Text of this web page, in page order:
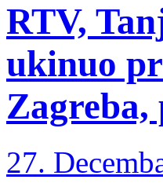
RTV,
ukinuo
Zagreba,
27.